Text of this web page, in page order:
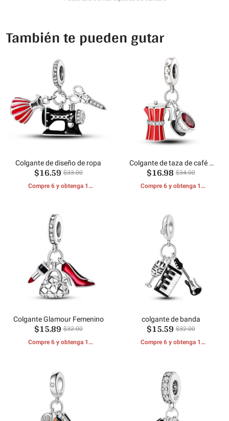
También te pueden gutar
Colgante de diseño de ropa
$16.59 $33.00
Compre 6 y obtenga 1
Colgante de taza de café y
olla de moca
$16.98 $34.00
Compre 6 y obtenga 1
Colgante Glamour Femenino
$15.89 $32.00
Compre 6 y obtenga 1
colgante de banda
$15.59 $32.00
Compre 6 y obtenga 1